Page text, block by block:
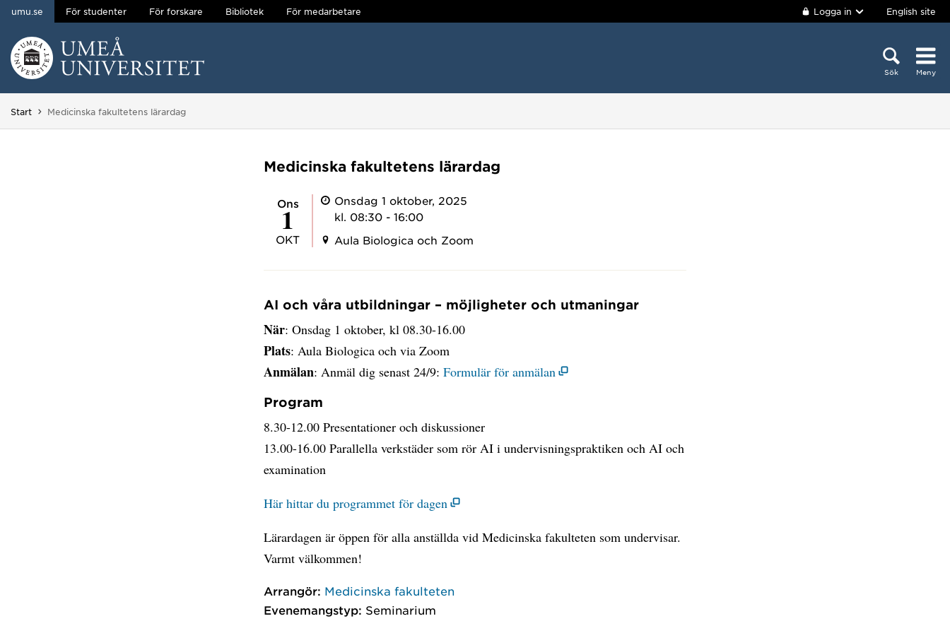
Hoppa direkt till innehållet
umu.se För studenter För forskare Bibliotek För medarbetare Logga in English site
Sök Meny
Huvudmenyn dold.
Start Du är här:
Medicinska fakultetens lärardag
Medicinska fakultetens lärardag
ons
1
OKT
Onsdag 1 oktober, 2025
kl. 08:30 - 16:00
Aula Biologica och Zoom
AI och våra utbildningar – möjligheter och utmaningar
När: Onsdag 1 oktober, kl 08.30-16.00
Plats: Aula Biologica och via Zoom
Anmälan: Anmäl dig senast 24/9:Formulär för anmälan
Program
8.30-12.00 Presentationer och diskussioner
13.00-16.00 Parallella verkstäder som rör AI i undervisningspraktiken och AI och
examination
Här hittar du programmet för dagen
Lärardagen är öppen för alla anställda vid Medicinska fakulteten som undervisar.
Varmt välkommen!
Arrangör: Medicinska fakulteten
Evenemangstyp: Seminarium